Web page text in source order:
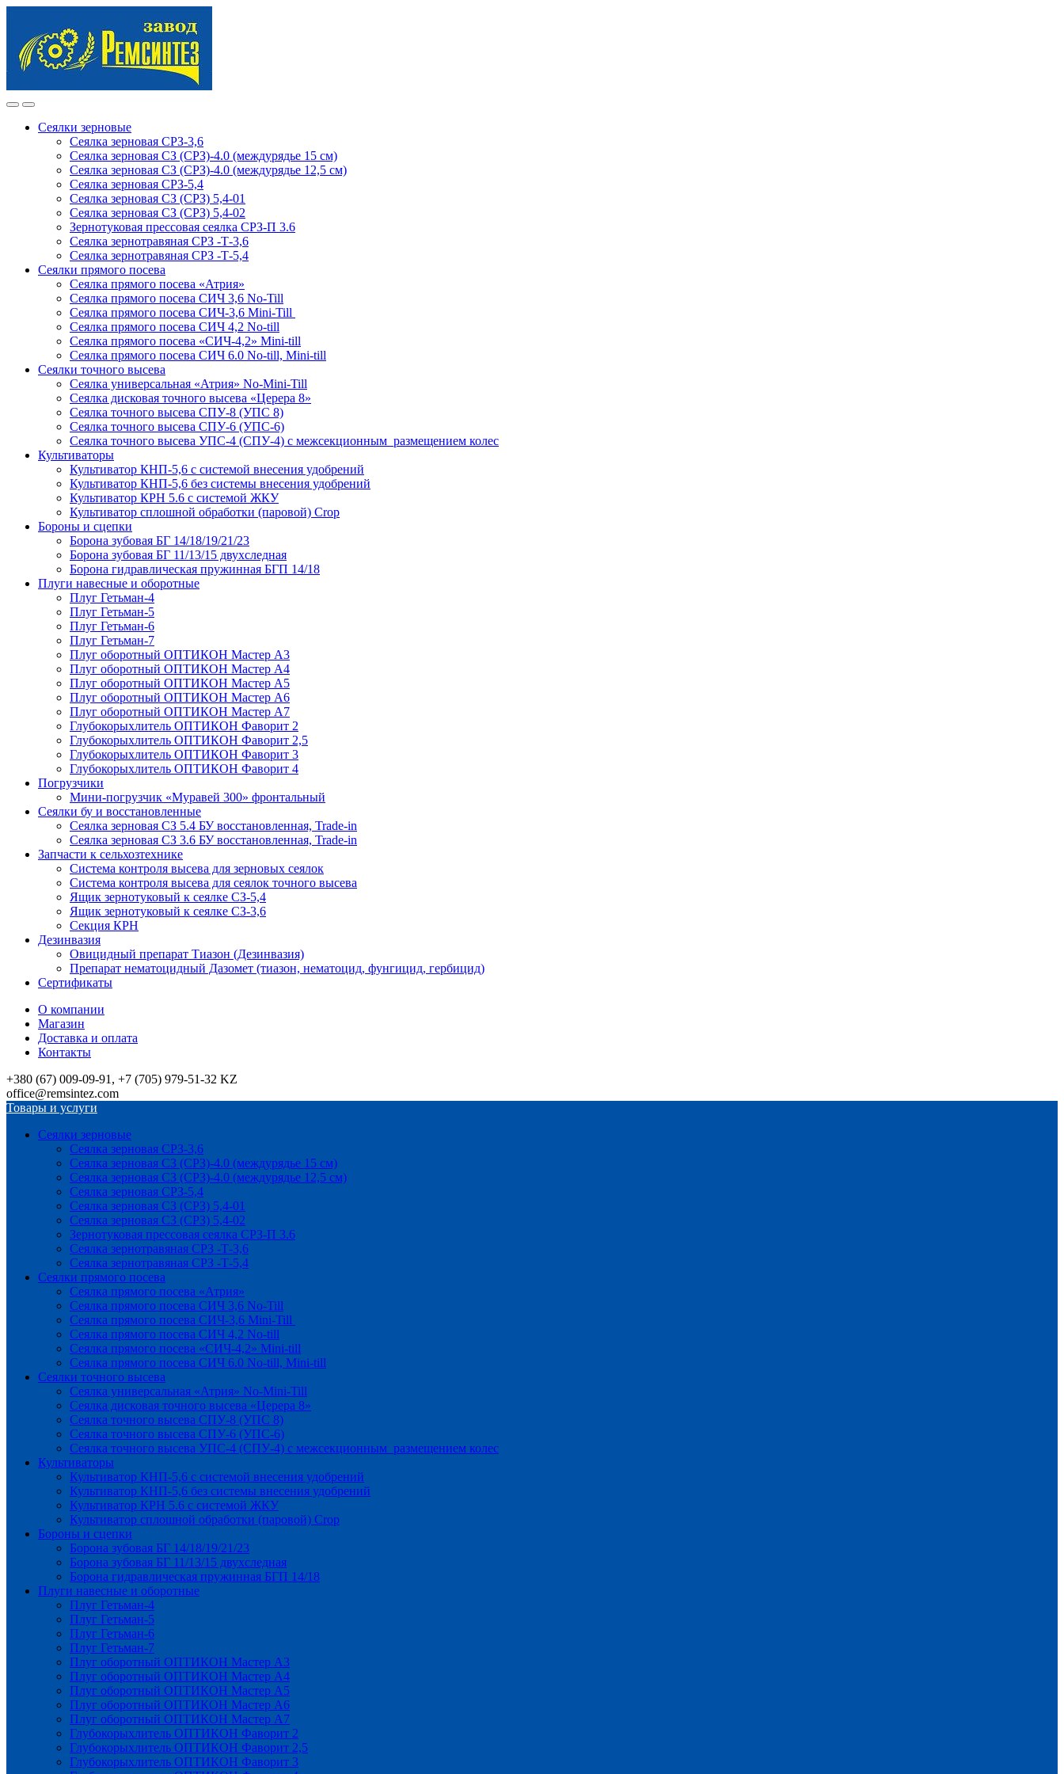
navigation
content
Сеялки зерновые
Сеялка зерновая СРЗ-3,6
Сеялка зерновая СЗ (СРЗ)-4.0 (междурядье 15 см)
Сеялка зерновая СЗ (СРЗ)-4.0 (междурядье 12,5 см)
Сеялка зерновая СРЗ-5,4
Сеялка зерновая СЗ (СРЗ) 5,4-01
Сеялка зерновая СЗ (СРЗ) 5,4-02
Зернотуковая прессовая сеялка СРЗ-П 3.6
Сеялка зернотравяная СРЗ -Т-3,6
Сеялка зернотравяная СРЗ -Т-5,4
Сеялки прямого посева
Сеялка прямого посева «Атрия»
Сеялка прямого посева СИЧ 3,6 No-Till
Сеялка прямого посева СИЧ-3,6 Mini-Till
Сеялка прямого посева СИЧ 4,2 No-till
Сеялка прямого посева «СИЧ-4,2» Mini-till
Сеялка прямого посева СИЧ 6.0 No-till, Mini-till
Сеялки точного высева
Сеялка универсальная «Атрия» No-Mini-Till
Сеялка дисковая точного высева «Церера 8»
Сеялка точного высева СПУ-8 (УПС 8)
Сеялка точного высева СПУ-6 (УПС-6)
Сеялка точного высева УПС-4 (СПУ-4) с межсекционным размещением колес
Культиваторы
Культиватор КНП-5,6 с системой внесения удобрений
Культиватор КНП-5,6 без системы внесения удобрений
Культиватор КРН 5.6 с системой ЖКУ
Культиватор сплошной обработки (паровой) Crop
Бороны и сцепки
Борона зубовая БГ 14/18/19/21/23
Борона зубовая БГ 11/13/15 двухследная
Борона гидравлическая пружинная БГП 14/18
Плуги навесные и оборотные
Плуг Гетьман-4
Плуг Гетьман-5
Плуг Гетьман-6
Плуг Гетьман-7
Плуг оборотный ОПТИКОН Мастер А3
Плуг оборотный ОПТИКОН Мастер А4
Плуг оборотный ОПТИКОН Мастер А5
Плуг оборотный ОПТИКОН Мастер А6
Плуг оборотный ОПТИКОН Мастер А7
Глубокорыхлитель ОПТИКОН Фаворит 2
Глубокорыхлитель ОПТИКОН Фаворит 2,5
Глубокорыхлитель ОПТИКОН Фаворит 3
Глубокорыхлитель ОПТИКОН Фаворит 4
Погрузчики
Мини-погрузчик «Муравей 300» фронтальный
Сеялки бу и восстановленные
Сеялка зерновая СЗ 5.4 БУ восстановленная, Trade-in
Сеялка зерновая СЗ 3.6 БУ восстановленная, Trade-in
Запчасти к сельхозтехнике
Система контроля высева для зерновых сеялок
Система контроля высева для сеялок точного высева
Ящик зернотуковый к сеялке СЗ-5,4
Ящик зернотуковый к сеялке СЗ-3,6
Секция КРН
Дезинвазия
Овицидный препарат Тиазон (Дезинвазия)
Препарат нематоцидный Дазомет (тиазон, нематоцид, фунгицид, гербицид)
Сертификаты
О компании
Магазин
Доставка и оплата
Контакты
+380 (67) 009-09-91, +7 (705) 979-51-32 KZ
office@remsintez.com
Товары и услуги
Сеялки зерновые
Сеялка зерновая СРЗ-3,6
Сеялка зерновая СЗ (СРЗ)-4.0 (междурядье 15 см)
Сеялка зерновая СЗ (СРЗ)-4.0 (междурядье 12,5 см)
Сеялка зерновая СРЗ-5,4
Сеялка зерновая СЗ (СРЗ) 5,4-01
Сеялка зерновая СЗ (СРЗ) 5,4-02
Зернотуковая прессовая сеялка СРЗ-П 3.6
Сеялка зернотравяная СРЗ -Т-3,6
Сеялка зернотравяная СРЗ -Т-5,4
Сеялки прямого посева
Сеялка прямого посева «Атрия»
Сеялка прямого посева СИЧ 3,6 No-Till
Сеялка прямого посева СИЧ-3,6 Mini-Till
Сеялка прямого посева СИЧ 4,2 No-till
Сеялка прямого посева «СИЧ-4,2» Mini-till
Сеялка прямого посева СИЧ 6.0 No-till, Mini-till
Сеялки точного высева
Сеялка универсальная «Атрия» No-Mini-Till
Сеялка дисковая точного высева «Церера 8»
Сеялка точного высева СПУ-8 (УПС 8)
Сеялка точного высева СПУ-6 (УПС-6)
Сеялка точного высева УПС-4 (СПУ-4) с межсекционным размещением колес
Культиваторы
Культиватор КНП-5,6 с системой внесения удобрений
Культиватор КНП-5,6 без системы внесения удобрений
Культиватор КРН 5.6 с системой ЖКУ
Культиватор сплошной обработки (паровой) Crop
Бороны и сцепки
Борона зубовая БГ 14/18/19/21/23
Борона зубовая БГ 11/13/15 двухследная
Борона гидравлическая пружинная БГП 14/18
Плуги навесные и оборотные
Плуг Гетьман-4
Плуг Гетьман-5
Плуг Гетьман-6
Плуг Гетьман-7
Плуг оборотный ОПТИКОН Мастер А3
Плуг оборотный ОПТИКОН Мастер А4
Плуг оборотный ОПТИКОН Мастер А5
Плуг оборотный ОПТИКОН Мастер А6
Плуг оборотный ОПТИКОН Мастер А7
Глубокорыхлитель ОПТИКОН Фаворит 2
Глубокорыхлитель ОПТИКОН Фаворит 2,5
Глубокорыхлитель ОПТИКОН Фаворит 3